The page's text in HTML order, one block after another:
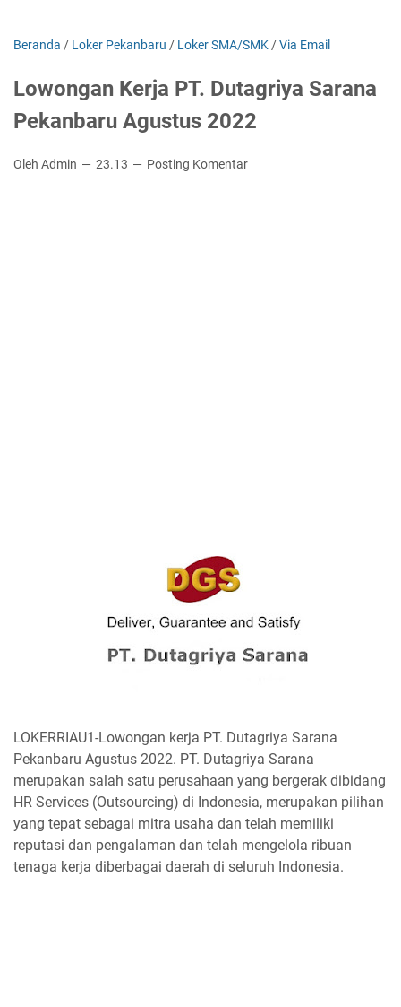
Beranda / Loker Pekanbaru / Loker SMA/SMK /Via Email
Lowongan Kerja PT. Dutagriya Sarana
Pekanbaru Agustus 2022
Oleh Admin 23.13 Posting Komentar
LOKERRIAU1-Lowongan kerja PT. Dutagriya Sarana
Pekanbaru Agustus 2022. PT. Dutagriya Sarana
merupakan salah satu perusahaan yang bergerak dibidang
HR Services (Outsourcing) di Indonesia, merupakan pilihan
yang tepat sebagai mitra usaha dan telah memiliki
reputasi dan pengalaman dan telah mengelola ribuan
tenaga kerja diberbagai daerah di seluruh Indonesia.